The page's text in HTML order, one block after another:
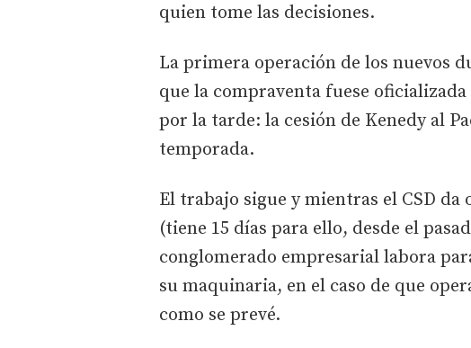
quien tome las decisiones.
La primera operación de los nuevos
que la compraventa fuese
por la tarde: la cesión de Kenedy al
temporada.
El trabajo sigue y mientras el CSD
(tiene 15 días para ello, desde el
conglomerado empresarial labora
su maquinaria, en el caso de que
como se prevé.